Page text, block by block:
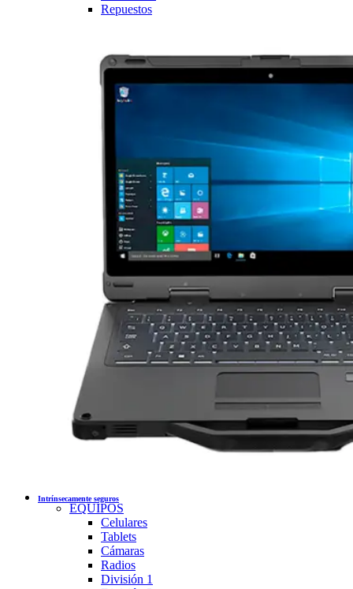
Repuestos
Intrínsecamente seguros
EQUIPOS
Celulares
Tablets
Cámaras
Radios
División 1